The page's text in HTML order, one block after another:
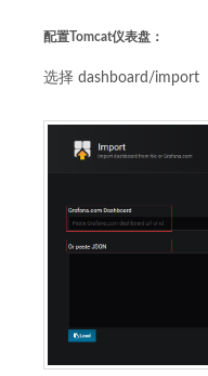
配置Tomcat仪表盘：
选择 dashboard/import